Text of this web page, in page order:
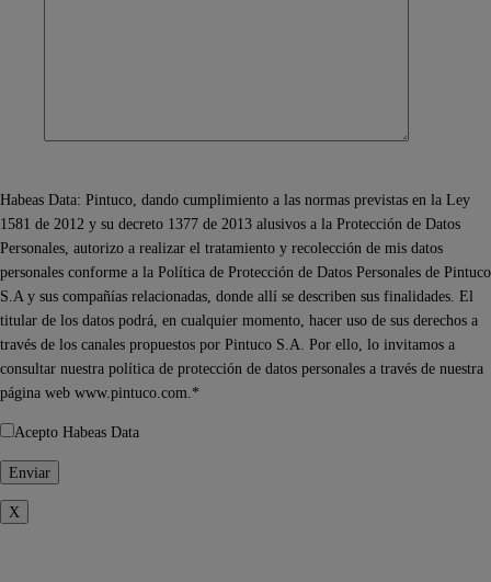
Habeas Data: Pintuco, dando cumplimiento a las normas previstas en la Ley
1581 de 2012 y su decreto 1377 de 2013 alusivos a la Protección de Datos
Personales, autorizo a realizar el tratamiento y recolección de mis datos
personales conforme a la Política de Protección de Datos Personales de Pintuco
S.A y sus compañías relacionadas, donde allí se describen sus finalidades. El
titular de los datos podrá, en cualquier momento, hacer uso de sus derechos a
través de los canales propuestos por Pintuco S.A. Por ello, lo invitamos a
consultar nuestra política de protección de datos personales a través de nuestra
página web www.pintuco.com.*
Acepto Habeas Data
X